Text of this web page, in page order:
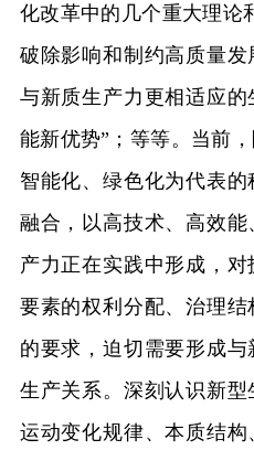
化改革中的几个重大理论
破除影响和制约高质量
与新质生产力更相适应
能新优势”；等等。当前
智能化、绿色化为代表
融合，以高技术、高效
产力正在实践中形成，
要素的权利分配、治理
的要求，迫切需要形成
生产关系。深刻认识新
运动变化规律、本质结构